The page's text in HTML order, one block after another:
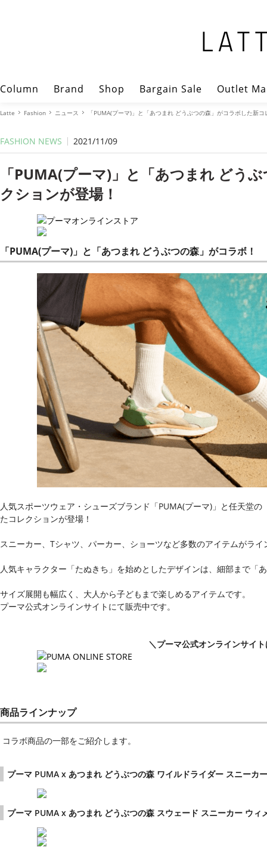
Column Brand Shop Bargain Sale Outlet
Latte Fashion ニュース 「PUMA(プーマ)」と「あつまれ どうぶつの森」がコラボした新
FASHION NEWS 2021/11/09
「PUMA(プーマ)」と「あつまれ どう
クションが登場！
「PUMA(プーマ)」と「あつまれ どうぶつの森」がコラボ！
人気スポーツウェア・シューズブランド「PUMA(プーマ)」と任天堂
たコレクションが登場！
スニーカー、Tシャツ、パーカー、ショーツなど多数のアイテムがラ
人気キャラクター「たぬきち」を始めとしたデザインは、細部まで「
サイズ展開も幅広く、大人から子どもまで楽しめるアイテムです。
プーマ公式オンラインサイトにて販売中です。
＼プーマ公式オンラインサイ
商品ラインナップ
コラボ商品の一部をご紹介します。
プーマ PUMA x あつまれ どうぶつの森 ワイルドライダー スニーカー
プーマ PUMA x あつまれ どうぶつの森 スウェード スニーカー ウィ